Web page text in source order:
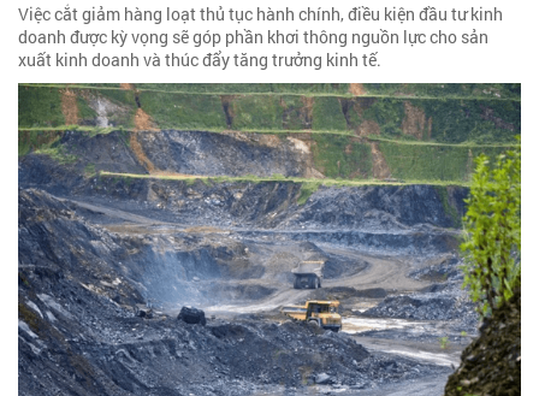
Việc cắt giảm hàng loạt thủ tục hành chính, điều kiện đầu tư kinh
doanh được kỳ vọng sẽ góp phần khơi thông nguồn lực cho sản
xuất kinh doanh và thúc đẩy tăng trưởng kinh tế.